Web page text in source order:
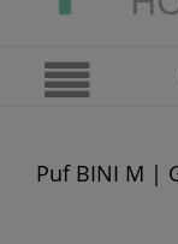
Puf BINI M |